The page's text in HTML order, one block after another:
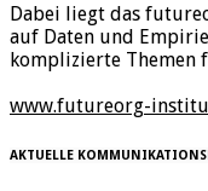
Dabei liegt das
auf Daten und
komplizierte Themen
www.futureorg-
AKTUELLE